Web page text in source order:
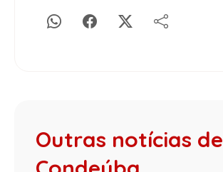
Outras notícias de